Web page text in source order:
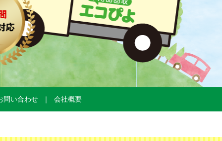
問い合わせ 会社概要